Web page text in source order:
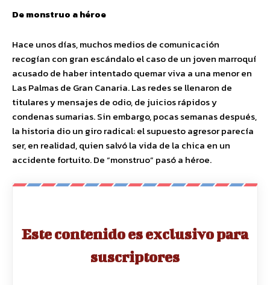
De monstruo a héroe
Hace unos días, muchos medios de comunicación
recogían con gran escándalo el caso de un joven marroquí
acusado de haber intentado quemar viva a una menor en
Las Palmas de Gran Canaria. Las redes se llenaron de
titulares y mensajes de odio, de juicios rápidos y
condenas sumarias. Sin embargo, pocas semanas después,
la historia dio un giro radical: el supuesto agresor parecía
ser, en realidad, quien salvó la vida de la chica en un
accidente fortuito. De “monstruo” pasó a héroe.
Este contenido es exclusivo para
suscriptores